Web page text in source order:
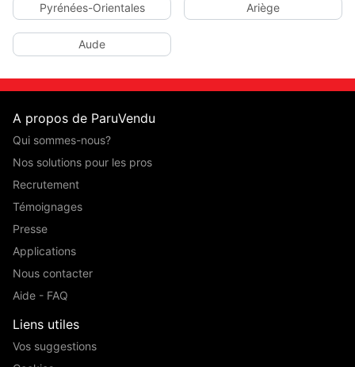
Pyrénées-Orientales Ariège
Aude
A propos de ParuVendu
Qui sommes-nous?
Nos solutions pour les pros
Recrutement
Témoignages
Presse
Applications
Nous contacter
Aide - FAQ
Liens utiles
Vos suggestions